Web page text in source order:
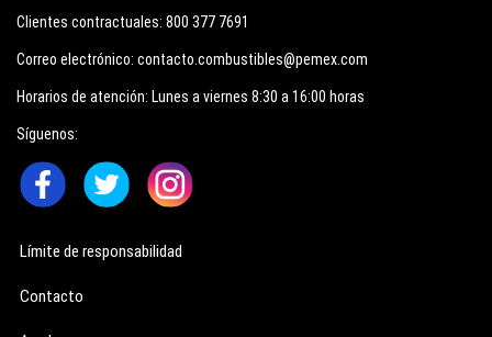
Clientes contractuales: 800 377 7691
Correo electrónico: contacto.combustibles@pemex.com
Horarios de atención: Lunes a viernes 8:30 a 16:00 horas
Síguenos:
Límite de responsabilidad
Contacto